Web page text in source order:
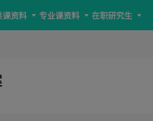
课资料 专业课资料 在职研究生